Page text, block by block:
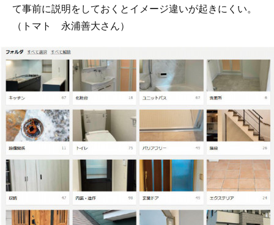
て事前に説明をしておくとイメージ違いが起きにくい。
（トマト 永浦善大さん）